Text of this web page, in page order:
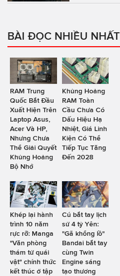
BÀI ĐỌC NHIỀU NHẤT
RAM Trung
Quốc Bắt Đầu
Xuất Hiện Trên
Laptop Asus,
Acer Và HP,
Nhưng Chưa
Thể Giải Quyết
Khủng Hoảng
Bộ Nhớ
Khủng Hoảng
RAM Toàn
Cầu Chưa Có
Dấu Hiệu Hạ
Nhiệt, Giá Linh
Kiện Có Thể
Tiếp Tục Tăng
Đến 2028
Khép lại hành
trình 10 năm
rực rỡ: Manga
"Văn phòng
thám tử quái
vật" chính thức
kết thúc ở tập
Cú bắt tay lịch
sử 4 tỷ Yên:
"Gã khổng lồ"
Bandai bắt tay
cùng Twin
Engine sáng
tạo thương